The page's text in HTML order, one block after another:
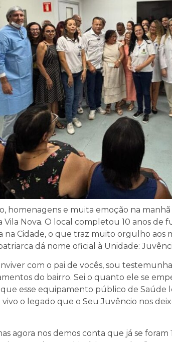
homenagens e muita emoção na
Vila Nova. O local completou 10 anos
na Cidade, o que traz muito orgulho aos
dá nome oficial à Unidade:
com o pai de vocês, sou
do bairro. Sei o quanto ele se
esse equipamento público de Saúde
o legado que o Seu Juvêncio nos
agora nos demos conta que já se foram